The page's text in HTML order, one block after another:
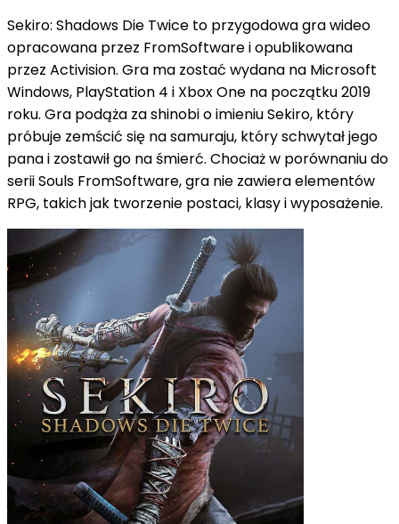
Sekiro: Shadows Die Twice to przygodowa gra wideo
opracowana przez FromSoftware i opublikowana
przez Activision. Gra ma zostać wydana na Microsoft
Windows, PlayStation 4 i Xbox One na początku 2019
roku. Gra podąża za shinobi o imieniu Sekiro, który
próbuje zemścić się na samuraju, który schwytał jego
pana i zostawił go na śmierć. Chociaż w porównaniu do
serii Souls FromSoftware, gra nie zawiera elementów
RPG, takich jak tworzenie postaci, klasy i wyposażenie.